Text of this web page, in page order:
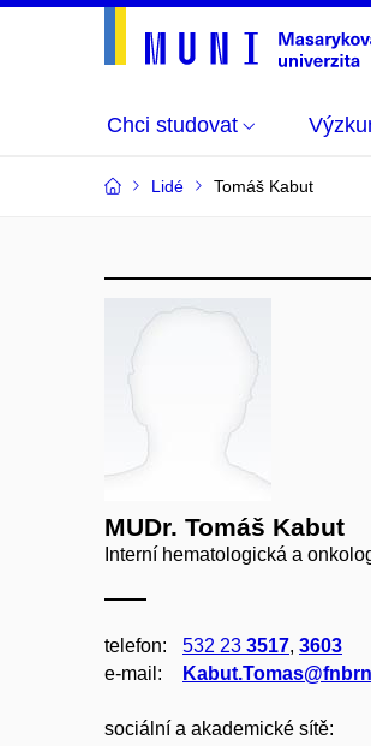
Chci studovat
Lidé Tomáš Kabut
MUDr. Tomáš Kabut
Interní hematologická a
telefon: 532 23 3517, 3603
e‑mail:
sociální a akademické sítě: